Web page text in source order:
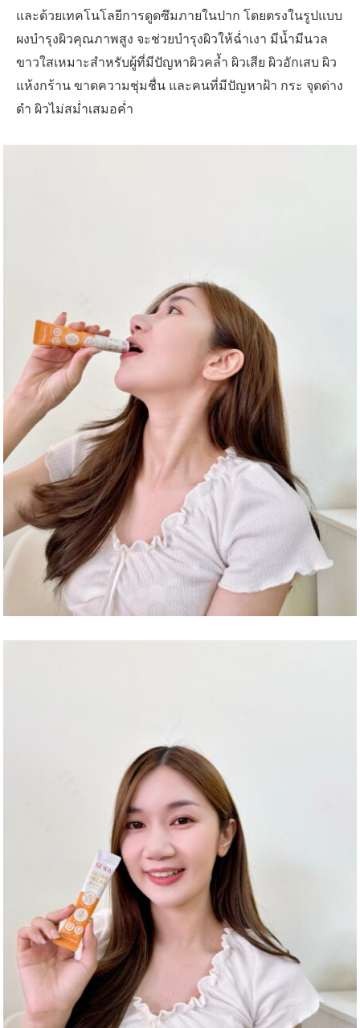
และด้วยเทคโนโลยีการดูดซึมภายในปาก โดยตรงในรูปแบบ
ผงบำรุงผิวคุณภาพสูง จะช่วยบำรุงผิวให้ฉ่ำเงา มีน้ำมีนวล
ขาวใสเหมาะสำหรับผู้ที่มีปัญหาผิวคล้ำ ผิวเสีย ผิวอักเสบ ผิว
แห้งกร้าน ขาดความชุ่มชื่น และคนที่มีปัญหาฝ้า กระ จุดด่าง
ดำ ผิวไม่สม่ำเสมอค่ำ